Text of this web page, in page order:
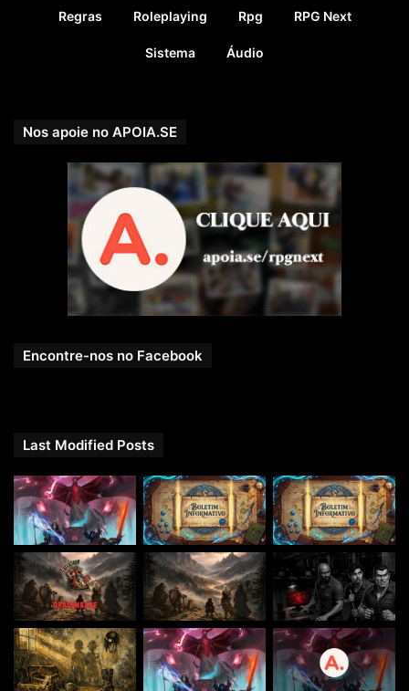
Regras Roleplaying Rpg RPG Next
Sistema Áudio
Nos apoie no APOIA.SE
Encontre-nos no Facebook
Last Modified Posts